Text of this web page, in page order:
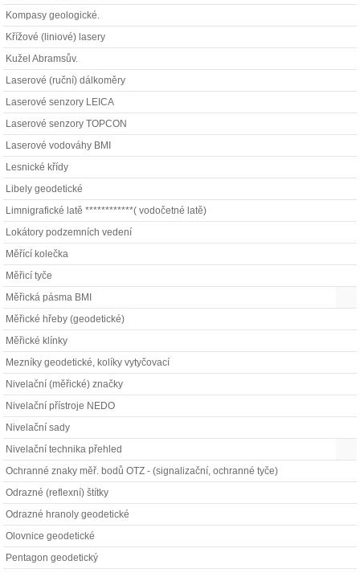
Kompasy geologické.
Křížové (liniové) lasery
Kužel Abramsův.
Laserové (ruční) dálkoměry
Laserové senzory LEICA
Laserové senzory TOPCON
Laserové vodováhy BMI
Lesnické křídy
Libely geodetické
Limnigrafické latě ************( vodočetné latě)
Lokátory podzemních vedení
Měřící kolečka
Měřicí tyče
Měřická pásma BMI
Měřické hřeby (geodetické)
Měřické klínky
Mezníky geodetické, kolíky vytyčovací
Nivelační (měřické) značky
Nivelační přístroje NEDO
Nivelační sady
Nivelační technika přehled
Ochranné znaky měř. bodů OTZ - (signalizační, ochranné tyče)
Odrazné (reflexní) štítky
Odrazné hranoly geodetické
Olovnice geodetické
Pentagon geodetický